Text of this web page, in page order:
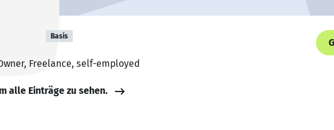
Basis
Freelance, self-employed
alle Einträge zu sehen.